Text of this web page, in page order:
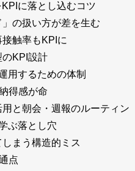
に落とし込むコツ
」の扱い方が差を生む
触率もKPIに
のKPI設計
用するための体制
得感が命
と朝会・週報のルーティン
ぶ落とし穴
まう構造的ミス
点